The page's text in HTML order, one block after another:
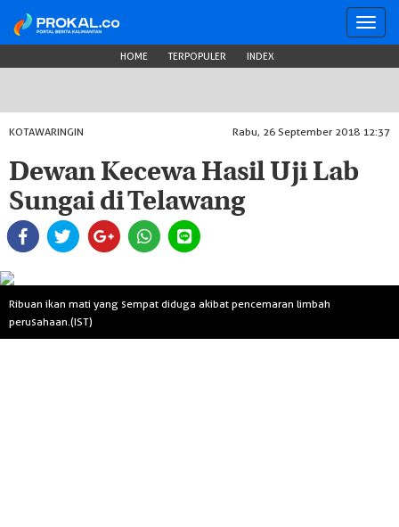
HOME TERPOPULER INDEX
KOTAWARINGIN Rabu, 26 September 2018 12:37
Dewan Kecewa Hasil Uji Lab
Sungai di Telawang
Ribuan ikan mati yang sempat diduga akibat pencemaran limbah
perusahaan.(IST)